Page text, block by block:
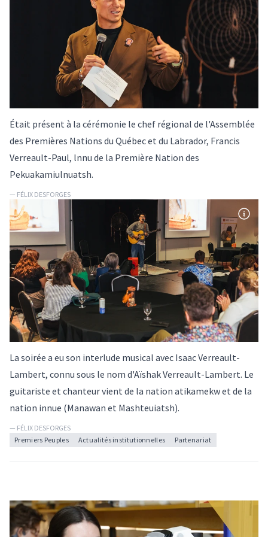
Était présent à la cérémonie le chef régional de l'Assemblée
des Premières Nations du Québec et du Labrador, Francis
Verreault-Paul, lnnu de la Première Nation des
Pekuakamiulnuatsh.
— FÉLIX DESFORGES
La soirée a eu son interlude musical avec Isaac Verreault-
Lambert, connu sous le nom d'Aïshak Verreault-Lambert. Le
guitariste et chanteur vient de la nation atikamekw et de la
nation innue (Manawan et Mashteuiatsh).
— FÉLIX DESFORGES
Premiers Peuples
Actualités institutionnelles Partenariat